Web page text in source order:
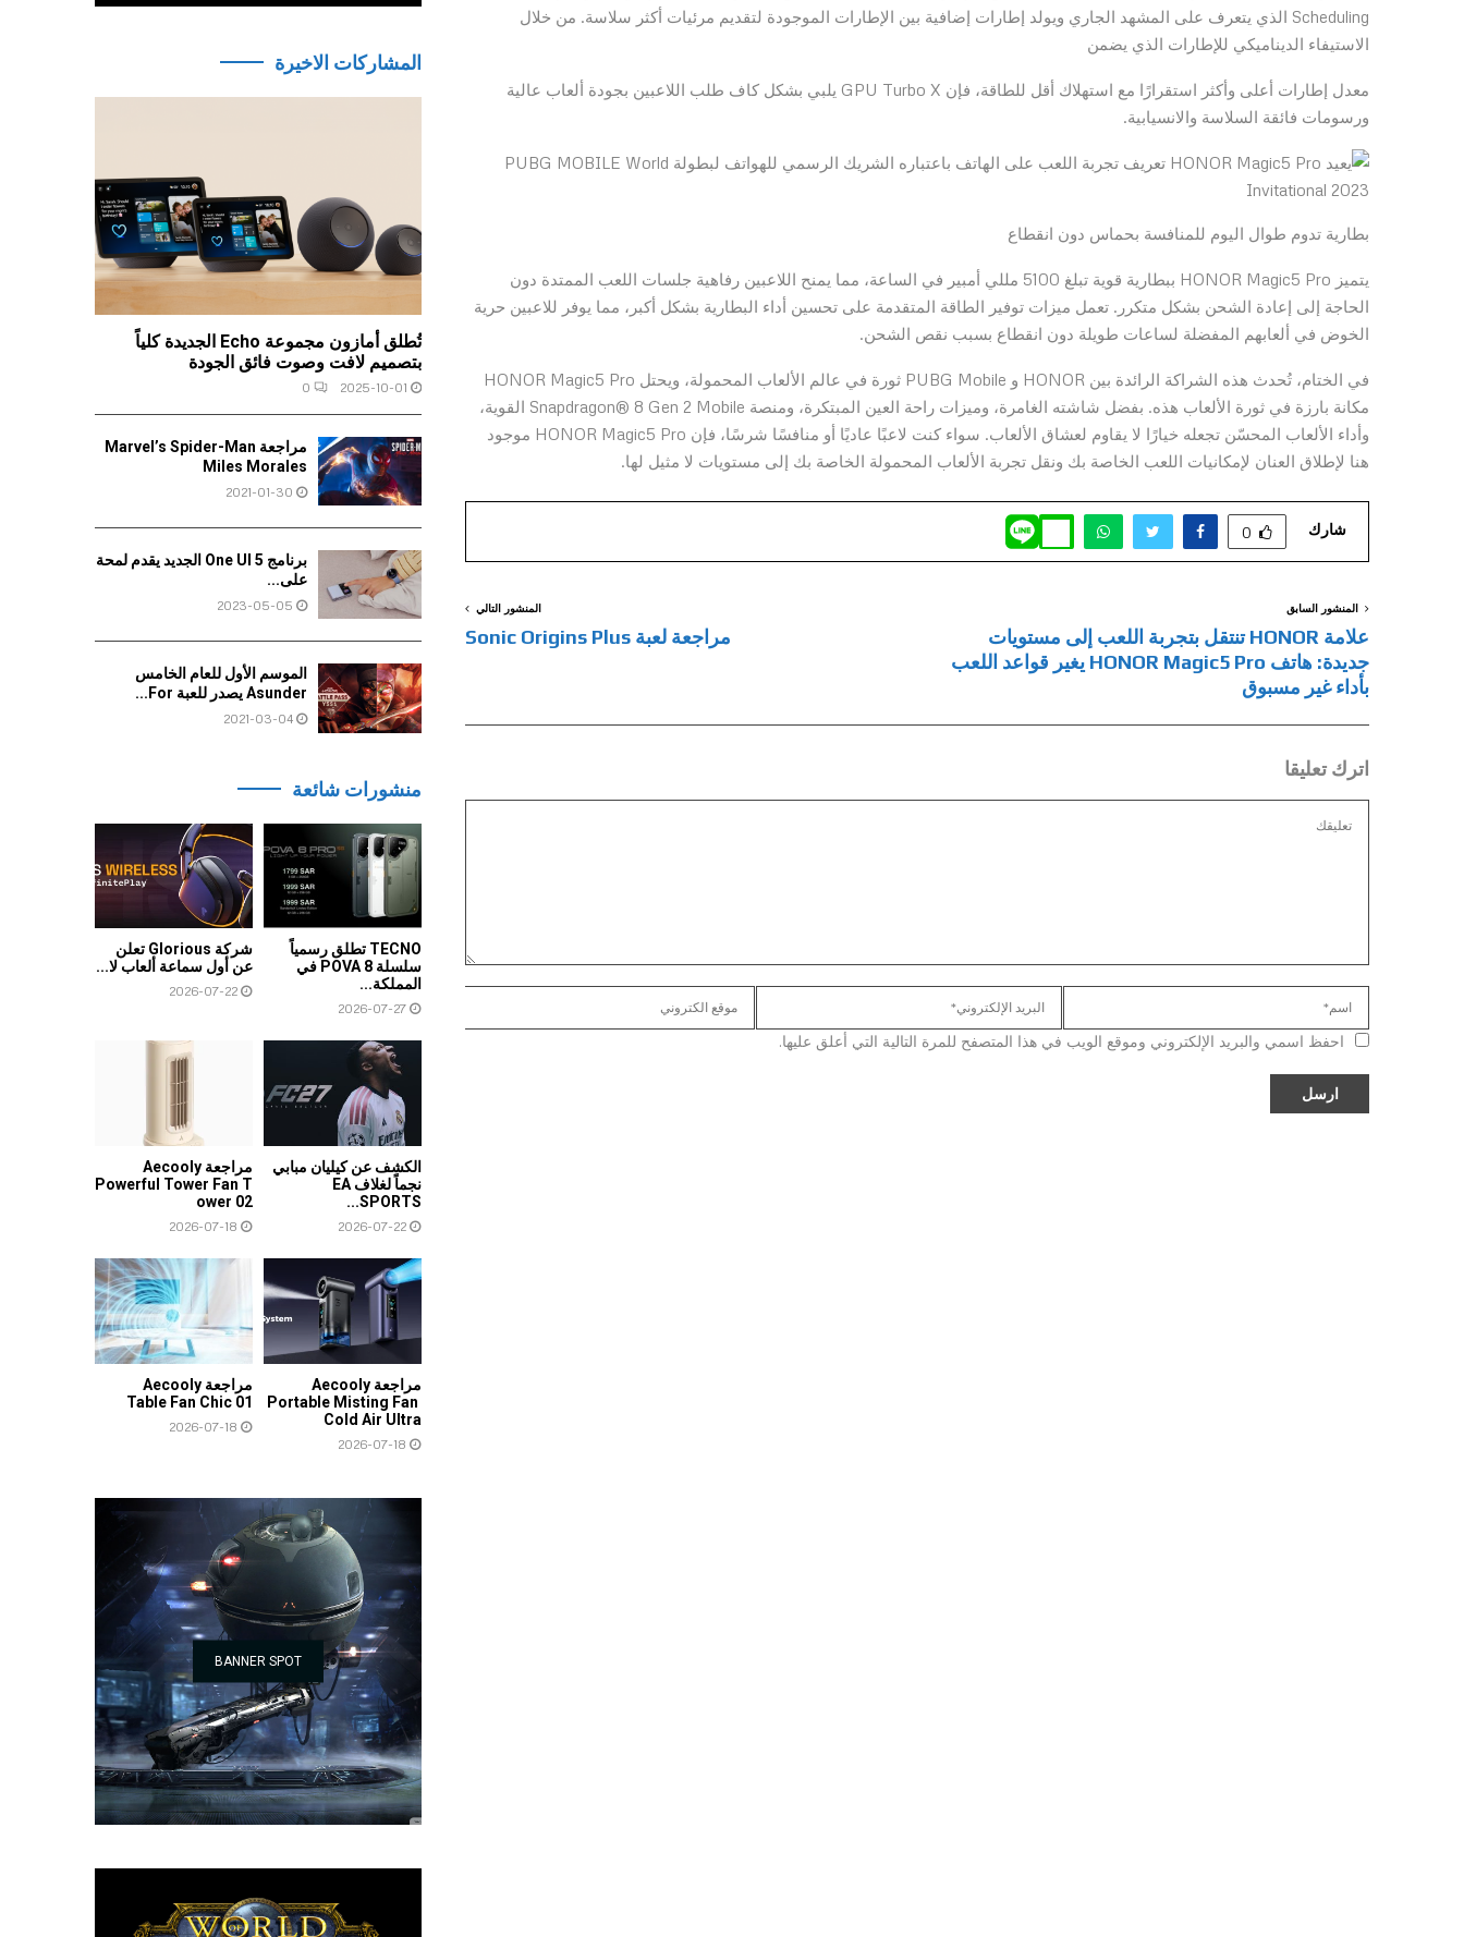
Scheduling الذي يتعرف على المشهد الجاري ويولد إطارات إضافية بين الإطارات الموجودة لتقديم مرئيات أكثر سلاسة. من خلال
الاستيفاء الديناميكي للإطارات الذي يضمن
معدل إطارات أعلى وأكثر استقرارًا مع استهلاك أقل للطاقة، فإن GPU Turbo X يلبي بشكل كاف طلب اللاعبين بجودة ألعاب عالية
ورسومات فائقة السلاسة والانسيابية.
بطارية تدوم طوال اليوم للمنافسة بحماس دون انقطاع
يتميز HONOR Magic5 Pro ببطارية قوية تبلغ 5100 مللي أمبير في الساعة، مما يمنح اللاعبين رفاهية جلسات اللعب الممتدة دون
الحاجة إلى إعادة الشحن بشكل متكرر. تعمل ميزات توفير الطاقة المتقدمة على تحسين أداء البطارية بشكل أكبر، مما يوفر للاعبين حرية
الخوض في ألعابهم المفضلة لساعات طويلة دون انقطاع بسبب نقص الشحن.
في الختام، تُحدث هذه الشراكة الرائدة بين HONOR و PUBG Mobile ثورة في عالم الألعاب المحمولة، ويحتل HONOR Magic5 Pro
مكانة بارزة في ثورة الألعاب هذه. بفضل شاشته الغامرة، وميزات راحة العين المبتكرة، ومنصة Snapdragon® 8 Gen 2 Mobile القوية،
وأداء الألعاب المحسّن تجعله خيارًا لا يقاوم لعشاق الألعاب. سواء كنت لاعبًا عاديًا أو منافسًا شرسًا، فإن HONOR Magic5 Pro موجود
هنا لإطلاق العنان لإمكانيات اللعب الخاصة بك ونقل تجربة الألعاب المحمولة الخاصة بك إلى مستويات لا مثيل لها.
شارك 0
المنشور السابق
علامة HONOR تنتقل بتجربة اللعب إلى مستويات
جديدة: هاتف HONOR Magic5 Pro يغير قواعد اللعب
بأداء غير مسبوق
المنشور التالي
مراجعة لعبة Sonic Origins Plus
اترك تعليقا
احفظ اسمي والبريد الإلكتروني وموقع الويب في هذا المتصفح للمرة التالية التي أعلق عليها.
المشاركات الاخيرة
تُطلق أمازون مجموعة Echo الجديدة كلياً
بتصميم لافت وصوت فائق الجودة
2025-10-01
0
مراجعة Marvel’s Spider-Man
Miles Morales
2021-01-30
برنامج One UI 5 الجديد يقدم لمحة
على...
2023-05-05
الموسم الأول للعام الخامس
Asunder يصدر للعبة For...
2021-03-04
منشورات شائعة
TECNO تطلق رسمياً
سلسلة POVA 8 في
المملكة...
2026-07-27
شركة Glorious تعلن
عن أول سماعة ألعاب لا...
2026-07-22
الكشف عن كيليان مبابي
نجماً لغلاف EA
SPORTS...
2026-07-22
مراجعة Aecooly
Powerful Tower Fan T
ower 02
2026-07-18
مراجعة Aecooly
Portable Misting Fan
Cold Air Ultra
2026-07-18
مراجعة Aecooly
Table Fan Chic 01
2026-07-18
BANNER SPOT